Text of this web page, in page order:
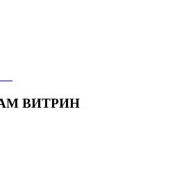
ВИТРИН